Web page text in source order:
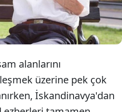
dijital vasiyetlere kadar çarpıcı
alanlarını
üzerine pek çok
İskandinavya'dan